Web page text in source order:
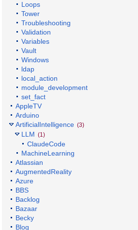
Loops
Tower
Troubleshooting
Validation
Variables
Vault
Windows
ldap
local_action
module_development
set_fact
AppleTV
Arduino
ArtificialIntelligence (3)
LLM (1)
ClaudeCode
MachineLearning
Atlassian
AugmentedReality
Azure
BBS
Backlog
Bazaar
Becky
Blog